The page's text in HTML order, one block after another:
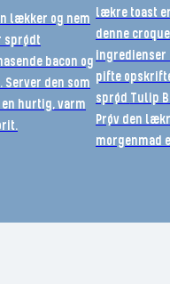
lækker og nem
sprødt
bacon og
den som
hurtig, varm
lækre toast
denne
ingredienser
pifte
sprød Tulip
Prøv den
morgenmad